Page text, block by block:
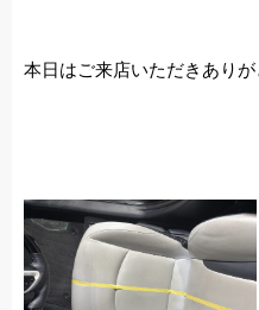
本日はご来店いただきありが